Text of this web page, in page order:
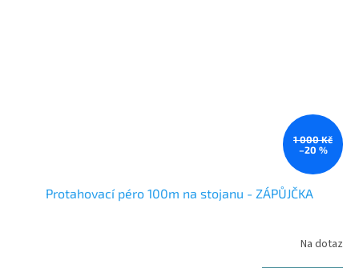
1 000 Kč
–20 %
Protahovací péro 100m na stojanu - ZÁPŮJČKA
Na dotaz